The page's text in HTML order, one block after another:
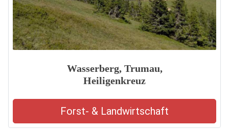
Wasserberg, Trumau,
Heiligenkreuz
Forst- & Landwirtschaft